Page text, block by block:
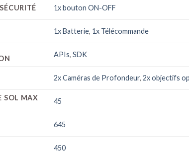
1x bouton ON-OFF
1x Batterie, 1x Télécommande
APIs,SDK
2x Caméras de Profondeur,2x objectifs
SOL MAX
45
645
450